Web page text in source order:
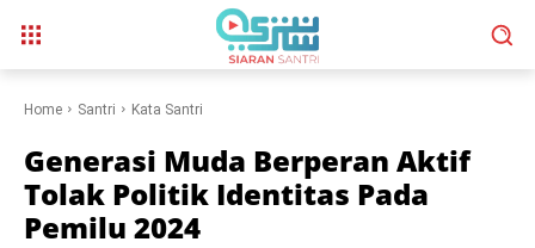
Home Santri Kata Santri
Generasi Muda Berperan Aktif
Tolak Politik Identitas Pada
Pemilu 2024